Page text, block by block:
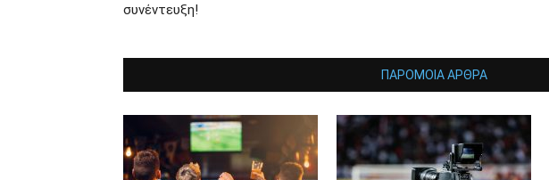
συνέντευξη!
ΠΑΡΟΜΟΙΑ ΑΡΘΡΑ